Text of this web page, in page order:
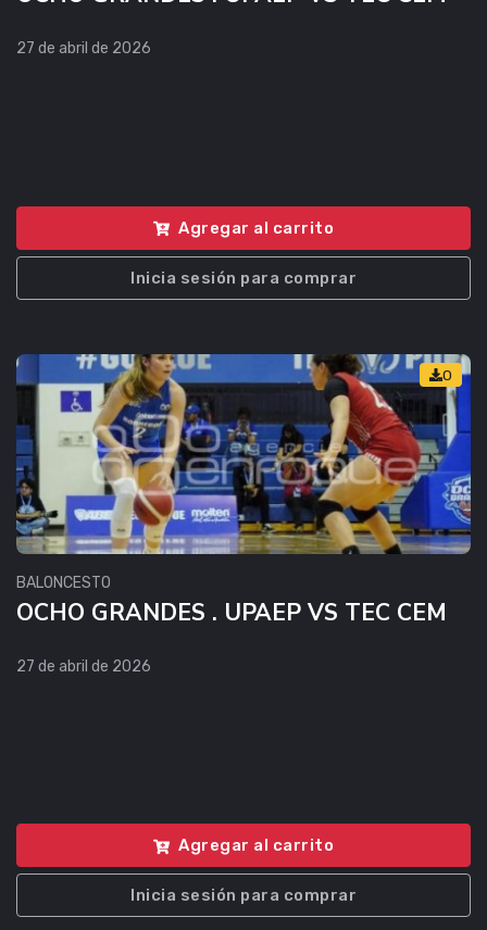
27 de abril de 2026
Agregar al carrito
Inicia sesión para comprar
0
BALONCESTO
OCHO GRANDES . UPAEP VS TEC CEM
27 de abril de 2026
Agregar al carrito
Inicia sesión para comprar